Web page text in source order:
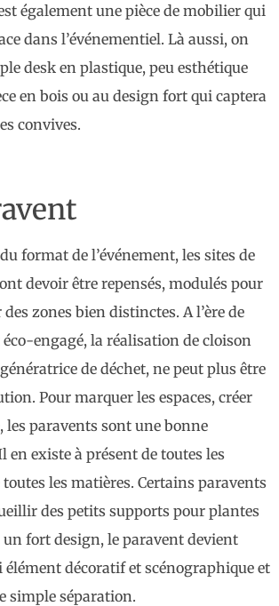
également une pièce de mobilier qui
dans l’événementiel. Là aussi, on
desk en plastique, peu esthétique
en bois ou au design fort qui captera
convives.
format de l’événement, les sites de
devoir être repensés, modulés pour
zones bien distinctes. A l’ère de
éco-engagé, la réalisation de cloison
de déchet, ne peut plus être
Pour marquer les espaces, créer
les paravents sont une bonne
en existe à présent de toutes les
les matières. Certains paravents
des petits supports pour plantes
un fort design, le paravent devient
décoratif et scénographique et
simple séparation.